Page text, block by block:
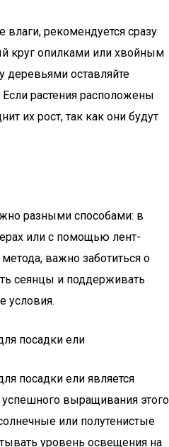
рекомендуется сразу
круг опилками или хвойным
оставляйте
растения расположены
их рост, так как они будут
разными способами: в
или с помощью лент-
важно заботиться о
сеянцы и поддерживать
условия.
посадки ели
посадки ели является
выращивания этого
или полутенистые
уровень освещения на